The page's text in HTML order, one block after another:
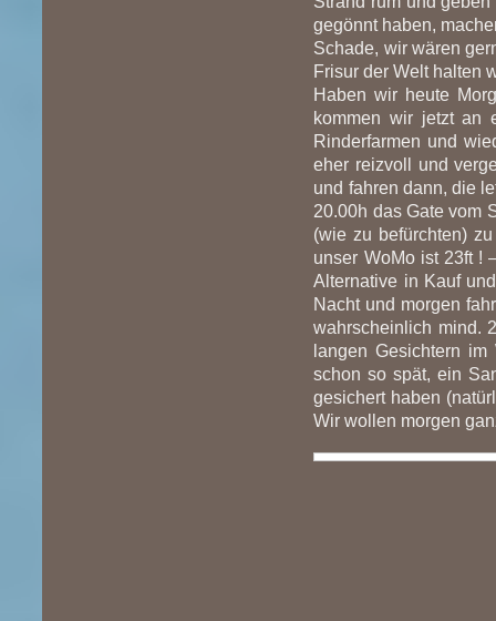
gegönnt haben,
Schade, wir wären
Frisur der Welt halten
Haben wir heute
kommen wir jetzt an
Rinderfarmen und
eher reizvoll und
und fahren dann, die
20.00h das Gate vom
(wie zu befürchten)
unser WoMo ist 23ft !
Alternative in Kauf
Nacht und morgen
wahrscheinlich mind.
langen Gesichtern
schon so spät, ein
gesichert haben
Wir wollen morgen